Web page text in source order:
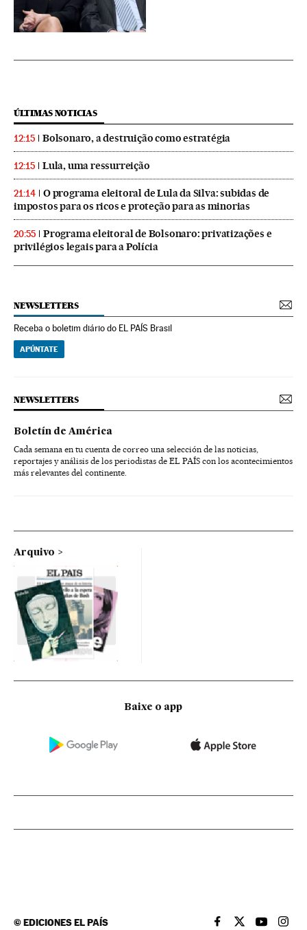
ÚLTIMAS NOTICIAS
12:15 Bolsonaro, a destruição como estratégia
12:15 Lula, uma ressurreição
21:14
O programa eleitoral de Lula da Silva: subidas de
impostos para os ricos e proteção para as minorias
20:55
Programa eleitoral de Bolsonaro: privatizações e
privilégios legais para a Polícia
NEWSLETTERS
Receba o boletim diário do EL PAÍS Brasil
APÚNTATE
NEWSLETTERS
Boletín de América
Cada semana en tu cuenta de correo una selección de las noticias,
reportajes y análisis de los periodistas de EL PAÍS con los acontecimientos
más relevantes del continente.
Arquivo
Baixe o app
©EDICIONES EL PAÍS EL PAÍS BRASIL EN
EL PAÍSEL PAÍS
EL